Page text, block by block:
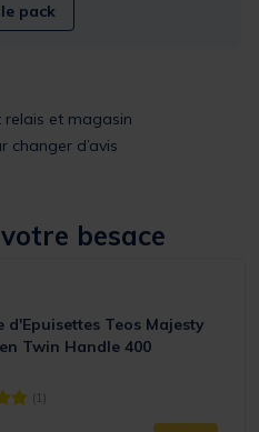
pack
et magasin
changer d’avis
besace
d'Epuisettes Teos Majesty
Twin Handle 400
out of 5 Customer Rating
(1)